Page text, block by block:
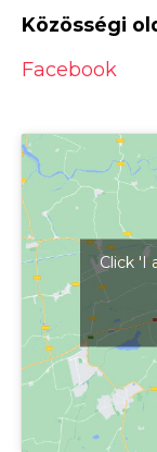
Közösségi
Facebook
Click 'I